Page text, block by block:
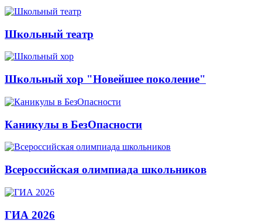
Школьный театр
Школьный хор "Новейшее поколение"
Каникулы в БезОпасности
Всероссийская олимпиада школьников
ГИА 2026